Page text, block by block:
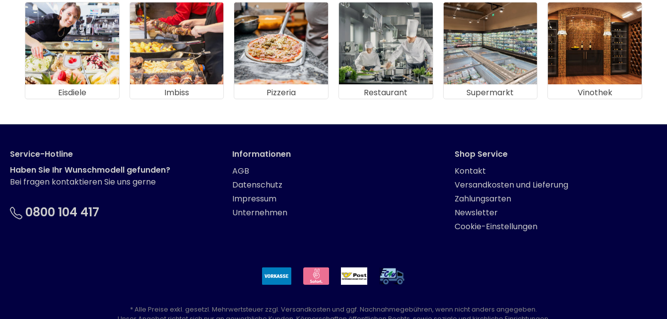
Eisdiele Imbiss Pizzeria Restaurant Supermarkt Vinothek
Service-Hotline
Haben Sie Ihr Wunschmodell gefunden?
Bei fragen kontaktieren Sie uns gerne
0800 104 417
Informationen
AGB
Datenschutz
Impressum
Unternehmen
Shop Service
Kontakt
Versandkosten und Lieferung
Zahlungsarten
Newsletter
Cookie-Einstellungen
* Alle Preise exkl. gesetzl. Mehrwertsteuer zzgl. Versandkosten und ggf. Nachnahmegebühren, wenn nicht anders angegeben.